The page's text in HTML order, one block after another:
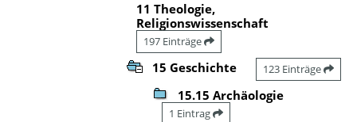
11 Theologie,
Religionswissenschaft
197 Einträge
15 Geschichte 123 Einträge
15.15 Archäologie
1 Eintrag